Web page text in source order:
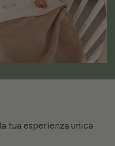
tua esperienza unica